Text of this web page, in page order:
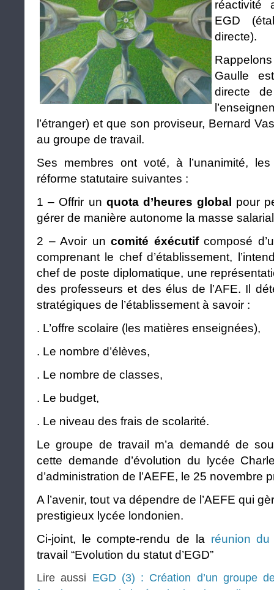
réactivité
EGD
directe).
Gaulle
directe
l’étranger) et que son proviseur, Bernard
au groupe de travail.
Ses membres ont voté, à l’unanimité,
réforme statutaire suivantes :
1 – Offrir un quota d’heures global pour
gérer de manière autonome la masse
2 – Avoir un comité éxécutif composé
comprenant le chef d’établissement,
chef de poste diplomatique, une
des professeurs et des élus de l’AFE. Il
stratégiques de l’établissement à savoir :
. L’offre scolaire (les matières enseignées),
. Le nombre d’élèves,
. Le nombre de classes,
. Le budget,
. Le niveau des frais de scolarité.
Le groupe de travail m’a demandé de
cette demande d’évolution du lycée
d’administration de l’AEFE, le 25 novembre
A l’avenir, tout va dépendre de l’AEFE qui
prestigieux lycée londonien.
Ci-joint, le compte-rendu de la réunion du
travail “Evolution du statut d’EGD”
Lire aussi EGD (3) : Création d’un groupe